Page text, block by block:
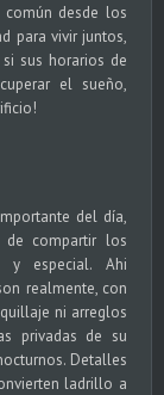
desde los
para vivir juntos,
sus horarios de
el sueño,
del día,
compartir los
y especial. Ahi
realmente, con
ni arreglos
privadas de su
Detalles
ladrillo a